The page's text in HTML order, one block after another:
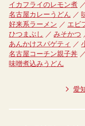
イカフライのレモン煮
名古屋カレーうどん
好来系ラーメン
エビ
ひつまぶし
みそかつ
あんかけスパゲティ
名古屋コーチン親子丼
味噌煮込みうどん
愛